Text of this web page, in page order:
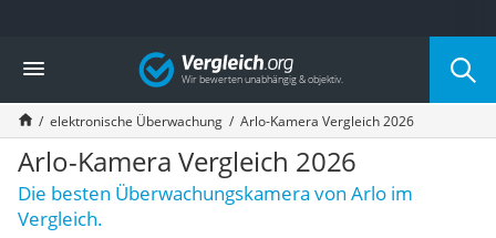
Die beliebtesten Vergleiche nach Kategorie
Baumarkt
Tresor feuerfest
Makita-Akku-Rasenmäher
Kappsäge
Smartes Türschloss
Akku-Rasentrimmer
Feuchtigkeitsmessgerät
Vergleich
elektronische Überwachung Arlo-Kamera Vergleich 2026
Arlo-Kamera Vergleich 2026
Die besten Überwachungskamera von Arlo im
Vergleich.